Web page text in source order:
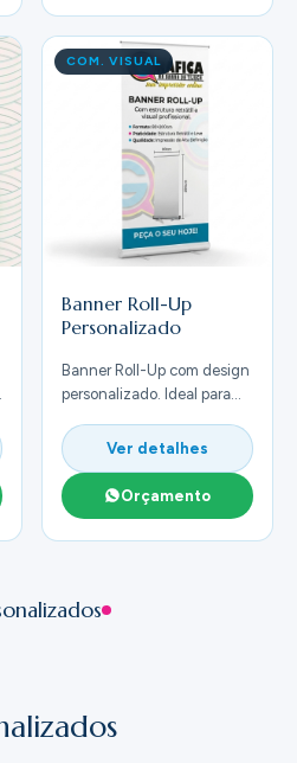
COM. VISUAL
Banner Roll-Up
Personalizado
Banner Roll-Up com design
personalizado. Ideal para
Ver detalhes
Orçamento